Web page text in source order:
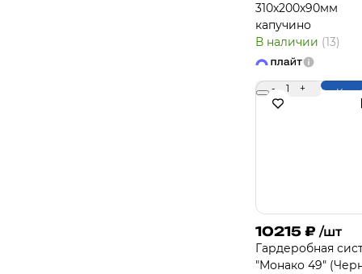
310х200х90мм
капучино
В наличии (13)
- 1 +
10215 ₽ /шт
Гардеробная
"Монако 49"